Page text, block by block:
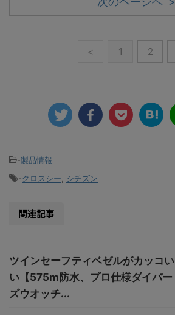
< 1 2
-製品情報
-クロスシー シチズン
関連記事
ツインセーフティベゼルがカッコい
い【575m防水、プロ仕様ダイバー
ズウオッチ...